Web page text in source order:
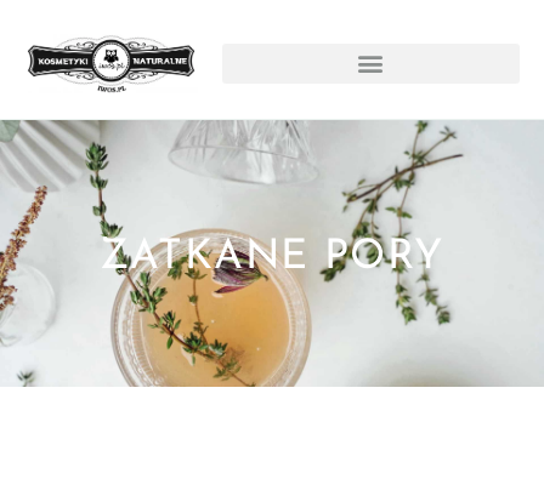
ZATKANE PORY